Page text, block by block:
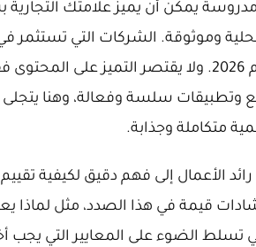
يمكن أن يميز علامتك التجارية
وموثوقة. الشركات التي تستثمر
ستكون في صدارة المنافسة بحلول عام 2026. ولا يقتصر
وتطبيقات سلسة وفعالة، وهنا يتجلى
متكاملة وجذابة.
رائد الأعمال إلى فهم دقيق لكيفية
قيمة في هذا الصدد، مثل لماذا
تسلط الضوء على المعايير التي يجب